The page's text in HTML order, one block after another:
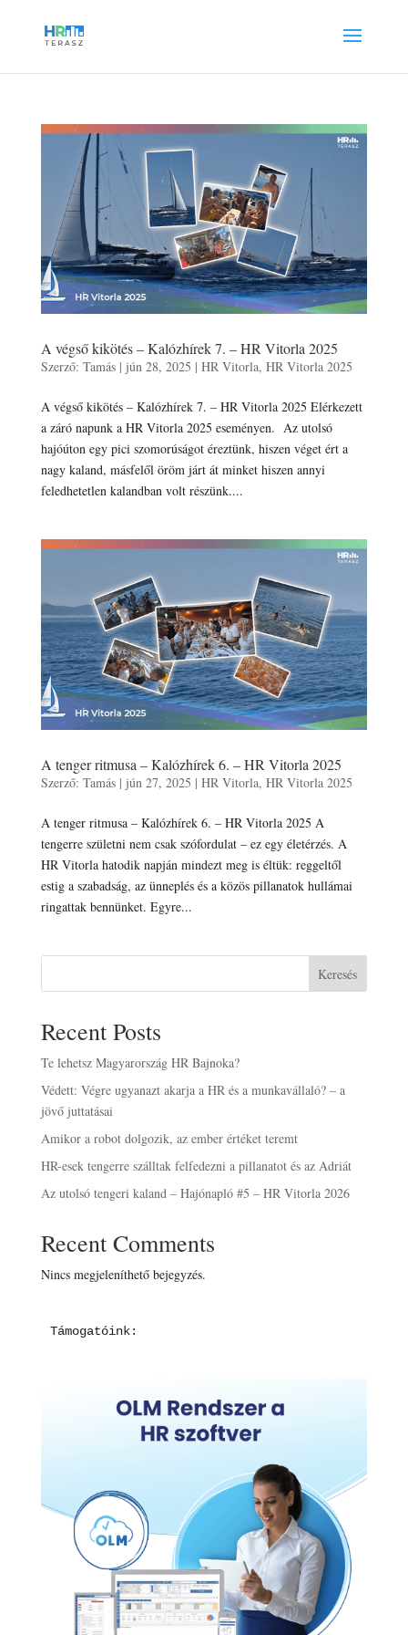
A végső kikötés – Kalózhírek 7. – HR Vitorla 2025
Szerző: Tamás| jún 28, 2025 | HR Vitorla, HR Vitorla 2025
A végső kikötés – Kalózhírek 7. – HR Vitorla 2025 Elérkezett
a záró napunk a HR Vitorla 2025 eseményen. Az utolsó
hajóúton egy pici szomorúságot éreztünk, hiszen véget ért a
nagy kaland, másfelől öröm járt át minket hiszen annyi
feledhetetlen kalandban volt részünk....
A tenger ritmusa – Kalózhírek 6. – HR Vitorla 2025
Szerző: Tamás| jún 27, 2025 | HR Vitorla, HR Vitorla 2025
A tenger ritmusa – Kalózhírek 6. – HR Vitorla 2025 A
tengerre születni nem csak szófordulat – ez egy életérzés. A
HR Vitorla hatodik napján mindezt meg is éltük: reggeltől
estig a szabadság, az ünneplés és a közös pillanatok hullámai
ringattak bennünket. Egyre...
Keresés
Recent Posts
Te lehetsz Magyarország HR Bajnoka?
Védett: Végre ugyanazt akarja a HR és a munkavállaló? – a
jövő juttatásai
Amikor a robot dolgozik, az ember értéket teremt
HR-esek tengerre szálltak felfedezni a pillanatot és az Adriát
Az utolsó tengeri kaland – Hajónapló #5 – HR Vitorla 2026
Recent Comments
Nincs megjeleníthető bejegyzés.
Támogatóink: